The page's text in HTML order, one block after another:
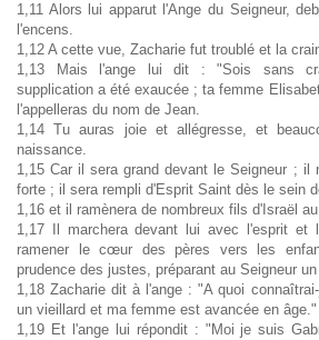
1,11 Alors lui apparut l'Ange du Seigneur,
l'encens.
1,12 A cette vue, Zacharie fut troublé et la
1,13 Mais l'ange lui dit : "Sois sans
supplication a été exaucée ; ta femme
l'appelleras du nom de Jean.
1,14 Tu auras joie et allégresse, et
naissance.
1,15 Car il sera grand devant le Seigneur ; il
forte ; il sera rempli d'Esprit Saint dès le sein
1,16 et il ramènera de nombreux fils d'Israël
1,17 Il marchera devant lui avec l'esprit et
ramener le cœur des pères vers les
prudence des justes, préparant au Seigneur
1,18 Zacharie dit à l'ange : "A quoi
un vieillard et ma femme est avancée en âge."
1,19 Et l'ange lui répondit : "Moi je suis